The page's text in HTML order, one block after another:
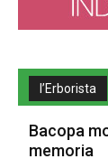
l’Erborista
Bacopa
memoria